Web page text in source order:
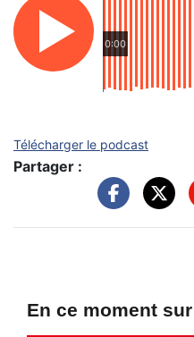
0:00
Télécharger le podcast
Partager :
En ce moment